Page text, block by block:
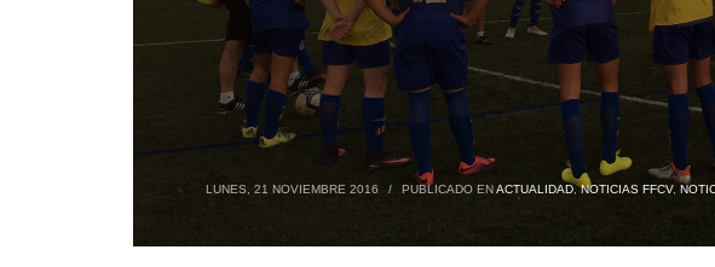
LUNES, 21 NOVIEMBRE 2016 / PUBLICADO ENACTUALIDAD,NOTICIAS FFCV,